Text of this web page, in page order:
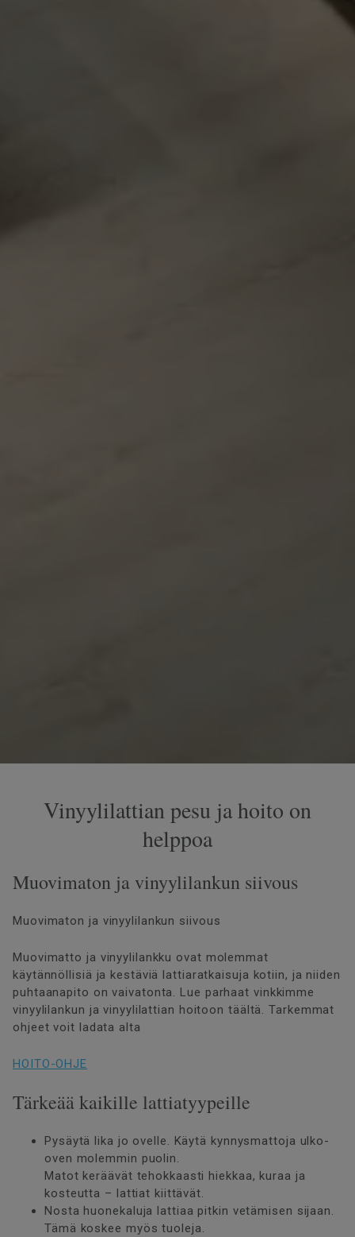
Vinyylilattian pesu ja hoito on
helppoa
Muovimaton ja vinyylilankun siivous
Muovimaton ja vinyylilankun siivous
Muovimatto ja vinyylilankku ovat molemmat
käytännöllisiä ja kestäviä lattiaratkaisuja kotiin, ja niiden
puhtaanapito on vaivatonta. Lue parhaat vinkkimme
vinyylilankun ja vinyylilattian hoitoon täältä. Tarkemmat
ohjeet voit ladata alta
HOITO-OHJE
Tärkeää kaikille lattiatyypeille
Pysäytä lika jo ovelle. Käytä kynnysmattoja ulko-
oven molemmin puolin.
Matot keräävät tehokkaasti hiekkaa, kuraa ja
kosteutta – lattiat kiittävät.
Nosta huonekaluja lattiaa pitkin vetämisen sijaan.
Tämä koskee myös tuoleja.